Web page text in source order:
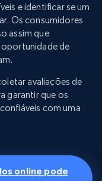
e identificar se um
Os consumidores
assim que
de
avaliações de
garantir que os
com uma
online pode